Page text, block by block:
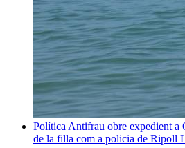
Política Antifrau obre expedient a
de la filla com a policia de Ripoll